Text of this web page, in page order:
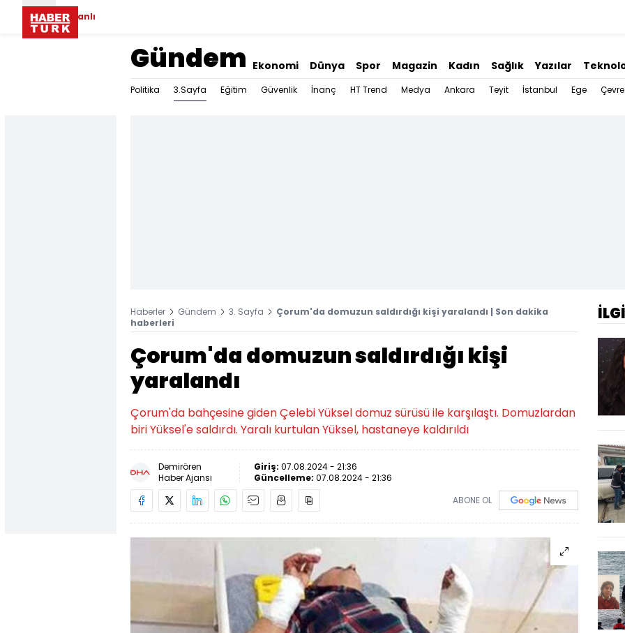
Canlı
Gündem Ekonomi Dünya Spor Magazin Kadın Sağlık Yazılar
Politika 3.Sayfa Eğitim Güvenlik İnanç HT Trend Medya Ankara Teyit İstanbul Ege Çevre
Haberler Gündem 3. Sayfa
Çorum'da domuzun saldırdığı kişi yaralandı | Son dakika
haberleri
Çorum'da domuzun saldırdığı kişi
yaralandı
Çorum'da bahçesine giden Çelebi Yüksel domuz sürüsü ile karşılaştı. Domuzlardan
biri Yüksel'e saldırdı. Yaralı kurtulan Yüksel, hastaneye kaldırıldı
Demirören
Haber Ajansı
Giriş: 07.08.2024 - 21:36
Güncelleme: 07.08.2024 - 21:36
ABONE OL